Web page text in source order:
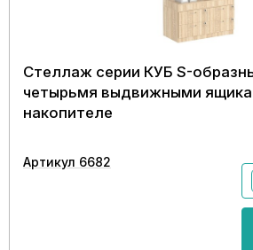
Стеллаж серии КУБ S-
четырьмя выдвижными
накопителе
Артикул 6682